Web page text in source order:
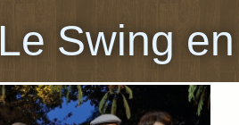
Le Swing